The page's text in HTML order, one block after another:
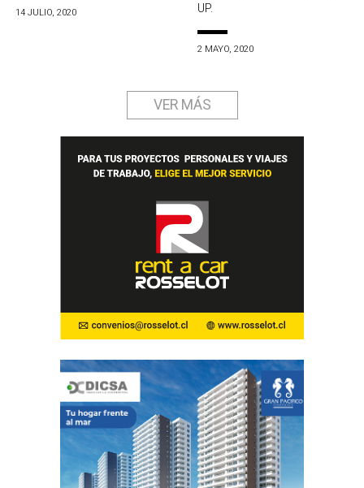
14 JULIO, 2020
UP.
2 MAYO, 2020
VER MÁS